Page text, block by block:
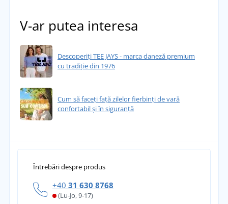
V-ar putea interesa
Descoperiți TEE JAYS - marca daneză premium
cu tradiție din 1976
Cum să faceți față zilelor fierbinți de vară
confortabil și în siguranță
Întrebări despre produs
+40 31 630 8768
(Lu-Jo, 9-17)